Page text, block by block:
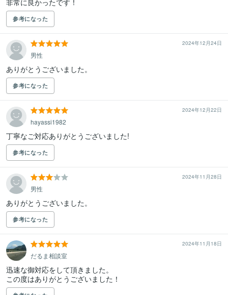
非常に良かったです！
参考になった
2024年12月24日
男性
ありがとうございました。
参考になった
2024年12月22日
hayassi1982
丁寧なご対応ありがとうございました!
参考になった
2024年11月28日
男性
ありがとうございました。
参考になった
2024年11月18日
だるま相談室
迅速な御対応をして頂きました。
この度はありがとうございました！